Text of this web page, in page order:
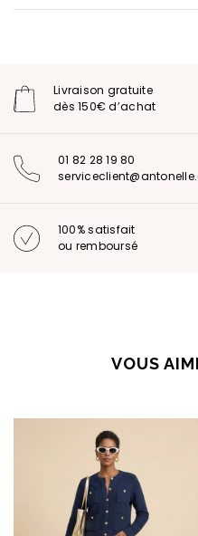
Livraison gratuite
dès 150€ d’achat
01 82 28 19 80
100% satisfait
ou remboursé
VOUS